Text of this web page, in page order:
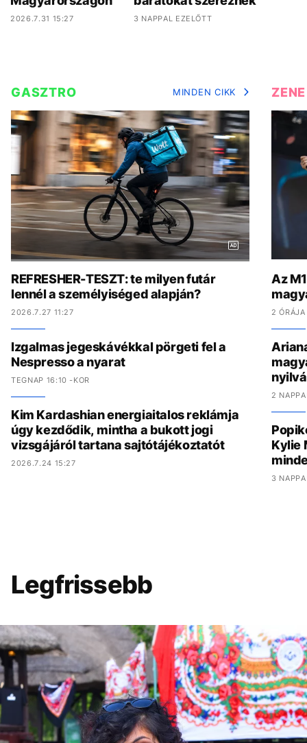
2026.7.31 15:27 3 NAPPAL EZELŐTT
GASZTRO MINDEN CIKK
REFRESHER-TESZT: te milyen futár
lennél a személyiséged alapján?
2026.7.27 11:27
Izgalmas jegeskávékkal pörgeti fel a
Nespresso a nyarat
TEGNAP 16:10 -KOR
Kim Kardashian energiaitalos reklámja
úgy kezdődik, mintha a bukott jogi
vizsgájáról tartana sajtótájékoztatót
2026.7.24 15:27
ZENE
Az
2 ÓRÁJA
2
Kylie
3
Legfrissebb